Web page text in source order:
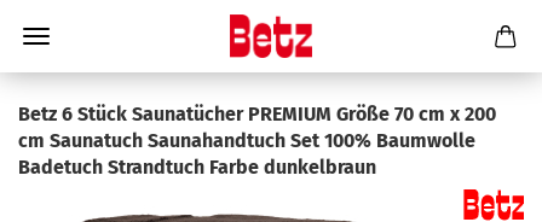
Betz 6 Stück Saunatücher PREMIUM Größe 70 cm x 200
cm Saunatuch Saunahandtuch Set 100% Baumwolle
Badetuch Strandtuch Farbe dunkelbraun